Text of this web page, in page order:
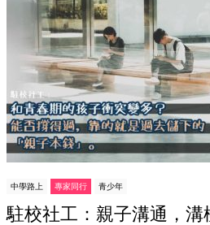
中學路上 專家同行 青少年
駐校社工：親子溝通，溝